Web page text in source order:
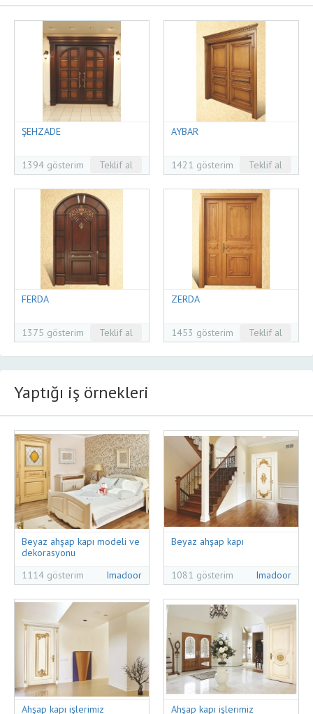
ŞEHZADE
1394 gösterim Teklif al
AYBAR
1421 gösterim Teklif al
FERDA
1375 gösterim Teklif al
ZERDA
1453 gösterim Teklif al
Yaptığı iş örnekleri
Beyaz ahşap kapı modeli ve
dekorasyonu
1114 gösterim
Imadoor
Beyaz ahşap kapı
1081 gösterim Imadoor
Ahşap kapı işlerimiz Ahşap kapı işlerimiz